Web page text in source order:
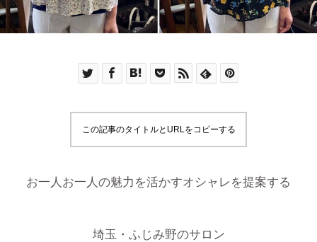
この記事のタイトルとURLをコピーする
お一人お一人の魅力を活かすオシャレを提案する
埼玉・ふじみ野のサロン